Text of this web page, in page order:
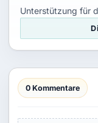
Unterstützung für
0 Kommentare